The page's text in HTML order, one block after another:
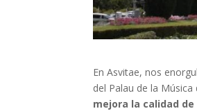
En Asvitae, nos
del Palau de la
mejora la calidad